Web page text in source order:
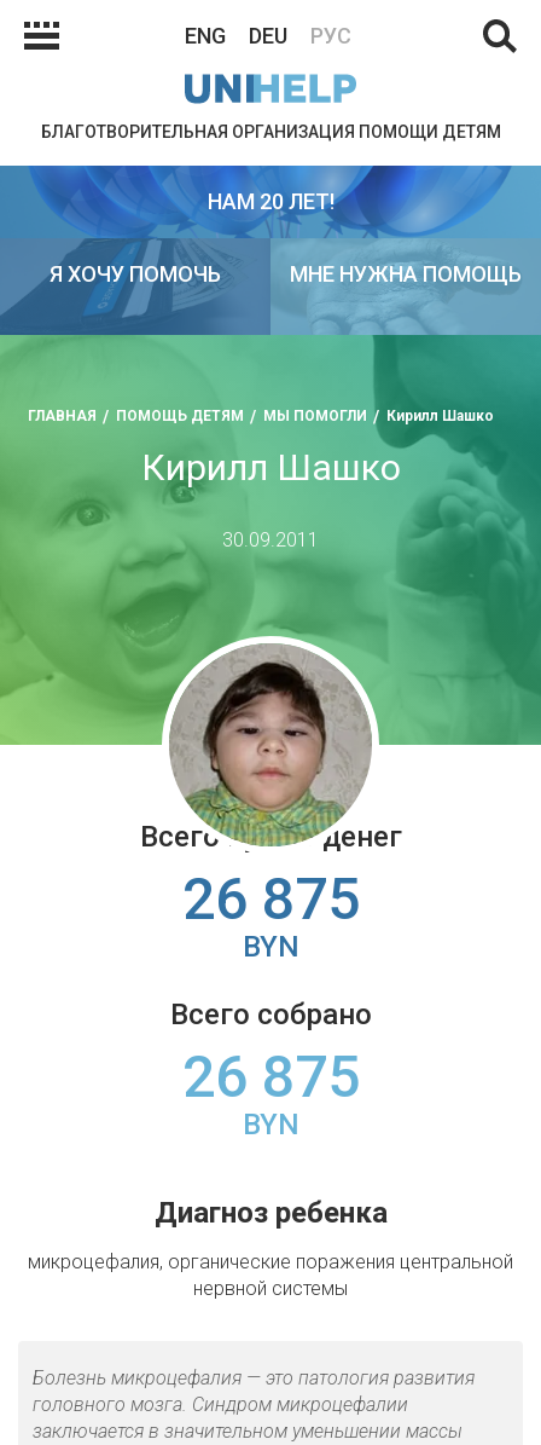
ENG DEU РУС
БЛАГОТВОРИТЕЛЬНАЯ ОРГАНИЗАЦИЯ ПОМОЩИ ДЕТЯМ
НАМ 20 ЛЕТ!
Я ХОЧУ ПОМОЧЬ МНЕ НУЖНА ПОМОЩЬ
ГЛАВНАЯ ПОМОЩЬ ДЕТЯМ МЫ ПОМОГЛИ Кирилл Шашко
Кирилл Шашко
30.09.2011
Всего нужно денег
26 875
BYN
Всего собрано
26 875
BYN
Диагноз ребенка
микроцефалия, органические поражения центральной
нервной системы
Болезнь микроцефалия — это патология развития
головного мозга. Синдром микроцефалии
заключается в значительном уменьшении массы